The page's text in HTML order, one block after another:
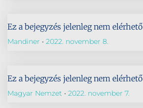
Ez a bejegyzés jelenleg nem elérhető
Mandiner 2022. november 8.
Ez a bejegyzés jelenleg nem elérhető
Magyar Nemzet 2022. november 7.